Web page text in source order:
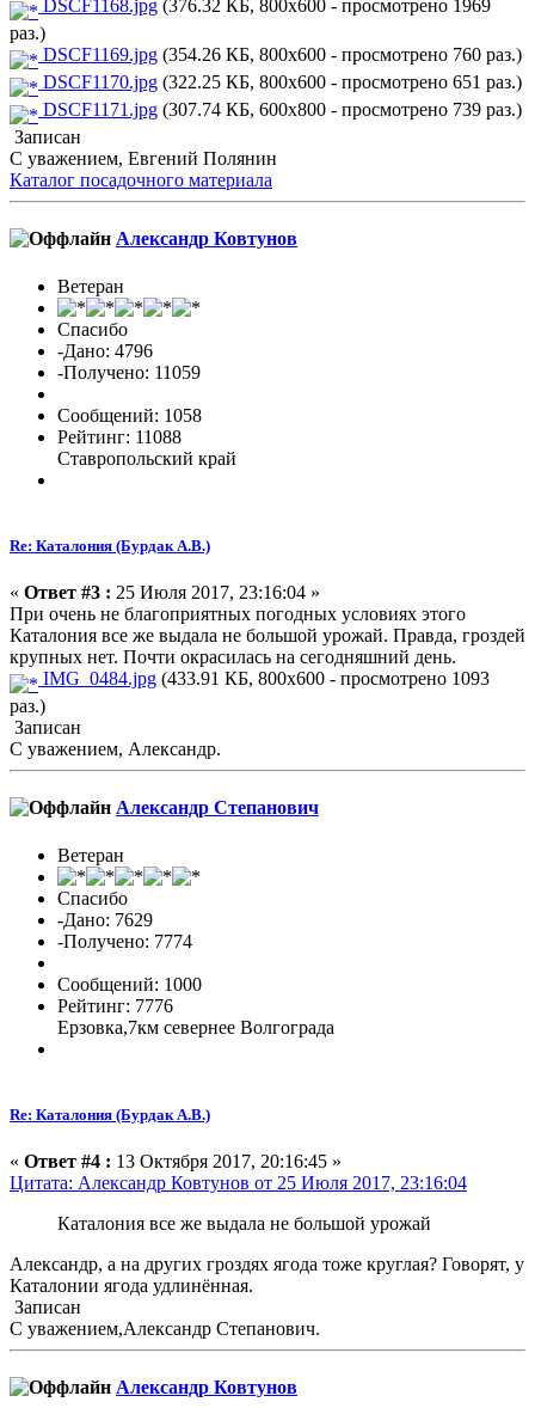
DSCF1168.jpg (376.32 КБ, 800x600 - просмотрено 1969
раз.)
DSCF1169.jpg (354.26 КБ, 800x600 - просмотрено 760 раз.)
DSCF1170.jpg (322.25 КБ, 800x600 - просмотрено 651 раз.)
DSCF1171.jpg (307.74 КБ, 600x800 - просмотрено 739 раз.)
Записан
С уважением, Евгений Полянин
Каталог посадочного материала
Александр Ковтунов
Ветеран
Спасибо
-Дано: 4796
-Получено: 11059
Сообщений: 1058
Рейтинг: 11088
Ставропольский край
Re: Каталония (Бурдак А.В.)
« Ответ #3 : 25 Июля 2017, 23:16:04 »
При очень не благоприятных погодных условиях этого
Каталония все же выдала не большой урожай. Правда, гроздей
крупных нет. Почти окрасилась на сегодняшний день.
IMG_0484.jpg (433.91 КБ, 800x600 - просмотрено 1093
раз.)
Записан
С уважением, Александр.
Александр Cтепанович
Ветеран
Спасибо
-Дано: 7629
-Получено: 7774
Сообщений: 1000
Рейтинг: 7776
Ерзовка,7км севернее Волгограда
Re: Каталония (Бурдак А.В.)
« Ответ #4 : 13 Октября 2017, 20:16:45 »
Цитата: Александр Ковтунов от 25 Июля 2017, 23:16:04
Каталония все же выдала не большой урожай
Александр, а на других гроздях ягода тоже круглая? Говорят, у
Каталонии ягода удлинённая.
Записан
С уважением,Александр Степанович.
Александр Ковтунов